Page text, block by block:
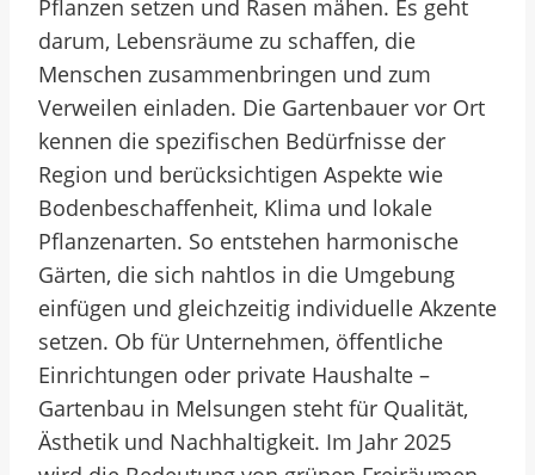
Pflanzen setzen und Rasen mähen. Es geht
darum, Lebensräume zu schaffen, die
Menschen zusammenbringen und zum
Verweilen einladen. Die Gartenbauer vor Ort
kennen die spezifischen Bedürfnisse der
Region und berücksichtigen Aspekte wie
Bodenbeschaffenheit, Klima und lokale
Pflanzenarten. So entstehen harmonische
Gärten, die sich nahtlos in die Umgebung
einfügen und gleichzeitig individuelle Akzente
setzen. Ob für Unternehmen, öffentliche
Einrichtungen oder private Haushalte –
Gartenbau in Melsungen steht für Qualität,
Ästhetik und Nachhaltigkeit. Im Jahr 2025